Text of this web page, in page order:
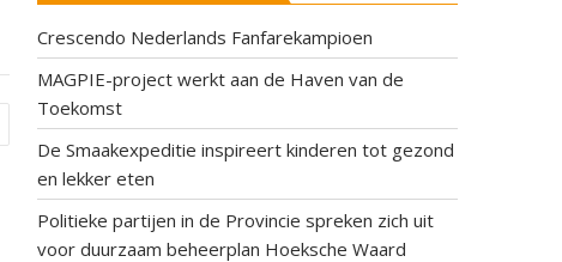
Crescendo Nederlands Fanfarekampioen
MAGPIE-project werkt aan de Haven van de
Toekomst
De Smaakexpeditie inspireert kinderen tot gezond
en lekker eten
Politieke partijen in de Provincie spreken zich uit
voor duurzaam beheerplan Hoeksche Waard